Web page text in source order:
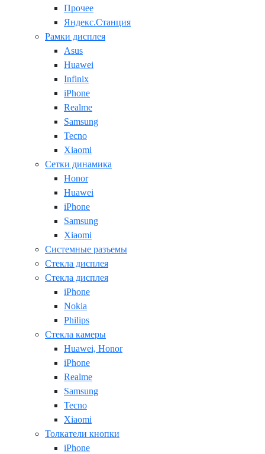
Прочее
Яндекс.Станция
Рамки дисплея
Asus
Huawei
Infinix
iPhone
Realme
Samsung
Tecno
Xiaomi
Сетки динамика
Honor
Huawei
iPhone
Samsung
Xiaomi
Системные разъемы
Стекла дисплея
Стекла дисплея
iPhone
Nokia
Philips
Стекла камеры
Huawei, Honor
iPhone
Realme
Samsung
Tecno
Xiaomi
Толкатели кнопки
iPhone